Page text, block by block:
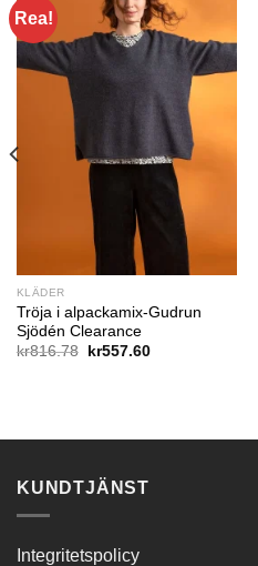
Rea!
KLÄDER
Tröja i alpackamix-Gudrun
Sjödén Clearance
kr816.78
Det
kr557.60Det
KUNDTJÄNST
Integritetspolicy